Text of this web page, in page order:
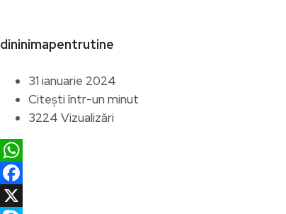
dininimapentrutine
31 ianuarie 2024
Citești într-un minut
3224 Vizualizări
WhatsApp
Facebook